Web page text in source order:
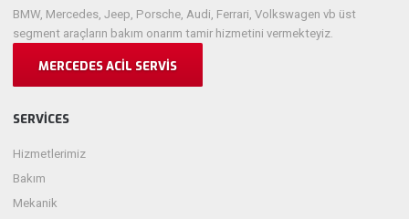
BMW, Mercedes, Jeep, Porsche, Audi, Ferrari, Volkswagen vb üst
segment araçların bakım onarım tamir hizmetini vermekteyiz.
MERCEDES ACIL SERVIS
SERVICES
Hizmetlerimiz
Bakım
Mekanik